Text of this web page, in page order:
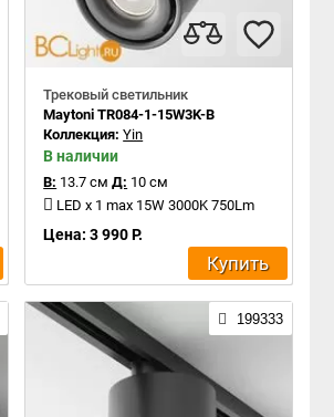
Трековый светильник
Maytoni TR084-1-15W3K-B
Коллекция:Yin
В наличии
В: 13.7 см Д: 10 см
LED x 1 max 15W 3000K 750Lm
Цена: 3 990 Р.
Купить
199333